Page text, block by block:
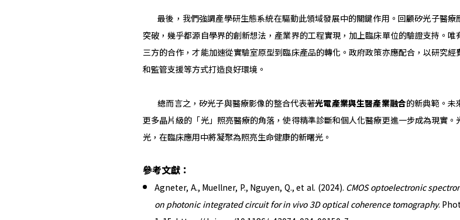
最後，我們強調產學研生態系統在驅動此領域發展中的關鍵作用。回顧矽光子醫療
突破，幾乎都源自學界的創新想法，產業界的工程實現，加上臨床單位的驗證支持。唯
三方的合作，才能加速從實驗室原型到臨床產品的轉化。政府政策亦應配合，以研究經
和監管支援等方式打造良好環境。
總而言之，矽光子與醫療影像的整合代表著光電產業與生醫產業融合的新典範。未
更多晶片級的「光」照亮醫療的角落，使得精準診斷和個人化醫療更進一步成為現實。
光，在臨床應用中將凝聚為照亮生命健康的新曙光。
參考文獻：
Agneter, A., Muellner, P., Nguyen, Q., et al. (2024). CMOS optoelectronic
on photonic integrated circuit for in vivo 3D optical coherence tomography.